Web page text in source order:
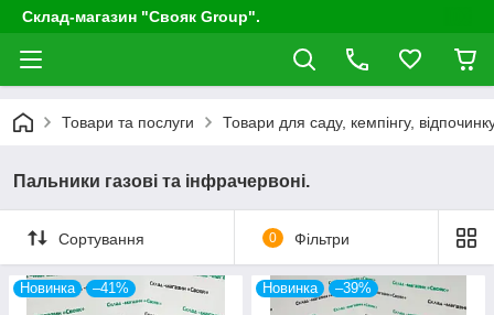
Склад-магазин "Свояк Group".
Товари та послуги Товари для саду, кемпінгу,
Пальники газові та інфрачервоні.
Сортування 0 Фільтри
Новинка –41% Новинка –39%